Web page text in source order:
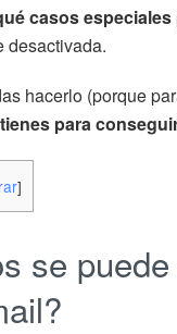
casos
desactivada.
hacerlo (porque
para
]
se